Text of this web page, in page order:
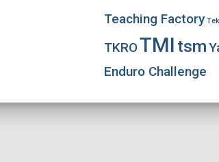
Teaching Factory
TKROTMI tsm
Enduro Challenge